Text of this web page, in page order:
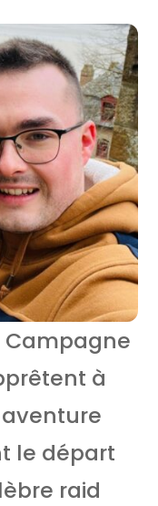
Campagne
à
le départ
raid